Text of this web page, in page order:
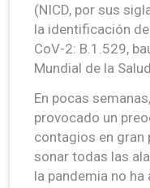
(NICD, por sus
la identificación de
CoV-2: B.1.529,
Mundial de la
En pocas
provocado un
contagios en gran
sonar todas las
la pandemia no ha